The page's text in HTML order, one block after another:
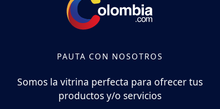
PAUTA CON NOSOTROS
Somos la vitrina perfecta para ofrecer tus
productos y/o servicios